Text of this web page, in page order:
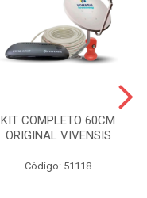
KIT COMPLETO 60CM
ORIGINAL VIVENSIS
Código: 51118